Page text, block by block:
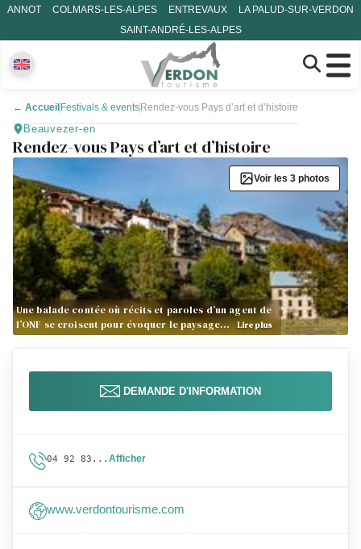
ANNOT COLMARS-LES-ALPES ENTREVAUX
LA PALUD-SUR-VERDON
SAINT-ANDRÉ-LES-ALPES
← Accueil Festivals & events Rendez-vous Pays d’art et d’histoire
Beauvezer-en
Rendez-vous Pays d’art et d’histoire
Une balade contée où récits et paroles d’un agent de
l’ONF se croisent pour évoquer le paysage… Lire plus
Voir les 3 photos
DEMANDE D'INFORMATION
04 92 83... Afficher
www.verdontourisme.com